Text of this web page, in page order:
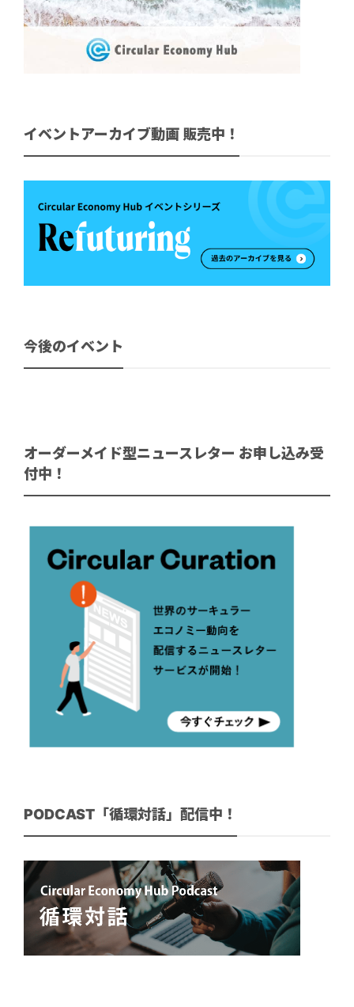
イベントアーカイブ動画 販売中！
今後のイベント
オーダーメイド型ニュースレター お申し込み受
付中！
PODCAST「循環対話」配信中！